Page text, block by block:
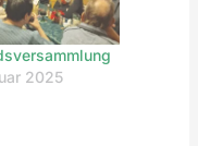
2025